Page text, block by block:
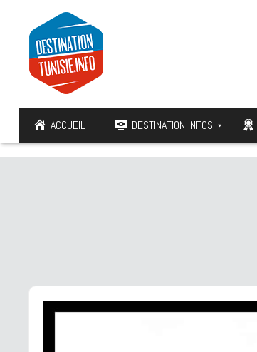
ACCUEIL DESTINATION INFOS